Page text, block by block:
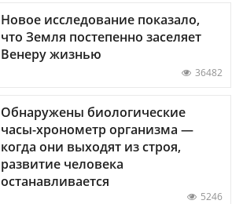
Новое исследование показало,
что Земля постепенно заселяет
Венеру жизнью
36482
Обнаружены биологические
часы-хронометр организма —
когда они выходят из строя,
развитие человека
останавливается
5246